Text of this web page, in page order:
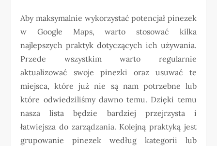
Aby maksymalnie wykorzystać potencjał pinezek
w Google Maps, warto stosować kilka
najlepszych praktyk dotyczących ich używania.
Przede wszystkim warto regularnie
aktualizować swoje pinezki oraz usuwać te
miejsca, które już nie są nam potrzebne lub
które odwiedziliśmy dawno temu. Dzięki temu
nasza lista będzie bardziej przejrzysta i
łatwiejsza do zarządzania. Kolejną praktyką jest
grupowanie pinezek według kategorii lub